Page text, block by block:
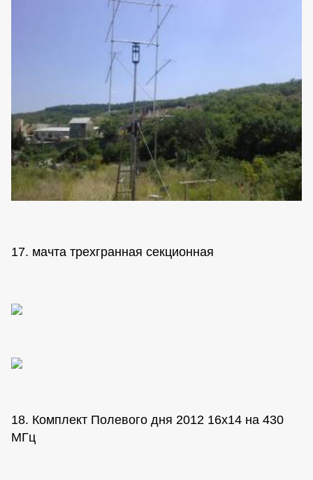
17. мачта трехгранная секционная
18. Комплект Полевого дня 2012 16х14 на 430
МГц